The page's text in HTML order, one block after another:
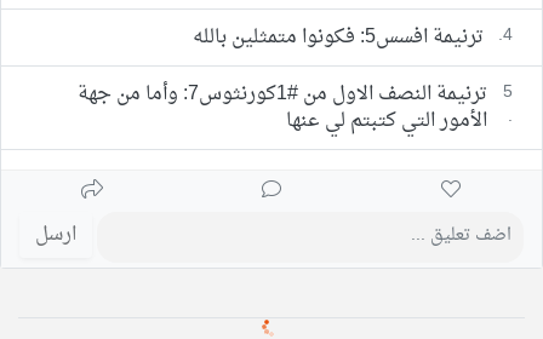
4. ترنيمة افسس5: فكونوا متمثلين بالله
5
.
ترنيمة النصف الاول من #1كورنثوس7: وأما من جهة
الأمور التي كتبتم لي عنها
ارسل